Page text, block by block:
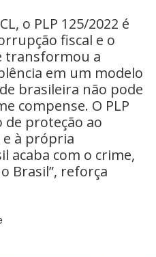
o PLP 125/2022 é
fiscal e o
transformou a
em um modelo
brasileira não pode
compense. O PLP
proteção ao
e à própria
acaba com o crime,
Brasil”, reforça